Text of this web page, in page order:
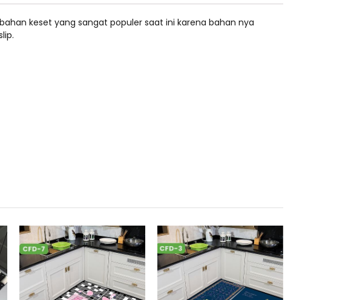
keset yang sangat populer saat ini karena bahan nya